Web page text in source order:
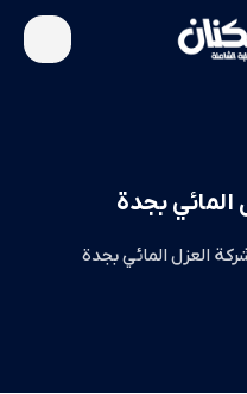
بجدة
العزل المائي بجدة